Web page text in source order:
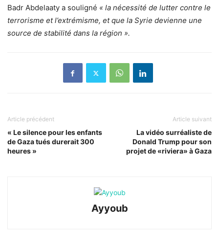
Badr Abdelaaty a souligné « la nécessité de lutter contre le
terrorisme et l’extrémisme, et que la Syrie devienne une
source de stabilité dans la région ».
Article précédent
« Le silence pour les enfants
de Gaza tués durerait 300
heures »
Article suivant
La vidéo surréaliste de
Donald Trump pour son
projet de «riviera» à Gaza
Ayyoub